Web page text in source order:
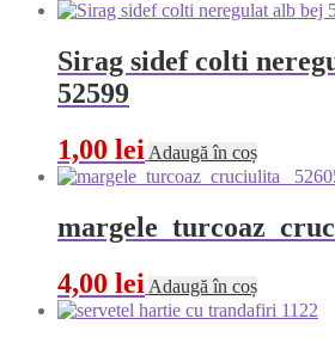
Sirag sidef colti
52599
1,00 lei Adaugă în coș
margele turcoaz
4,00 lei Adaugă în coș